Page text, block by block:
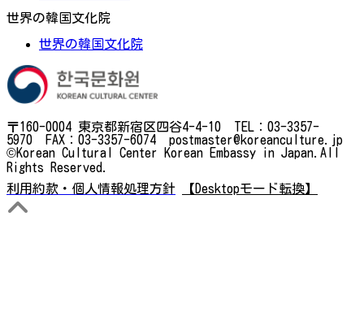
世界の韓国文化院
世界の韓国文化院
〒160-0004 東京都新宿区四谷4-4-10 TEL：03-3357-
5970 FAX：03-3357-6074 postmaster@koreanculture.jp
©Korean Cultural Center Korean Embassy in Japan.All
Rights Reserved.
利用約款・個人情報処理方針
【Desktopモード転換】